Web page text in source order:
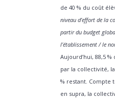
de 40 % du coût
niveau d’effort de la
partir du budget
l’établissement / le
Aujourd’hui, 88,5
par la collectivité,
% restant. Compte
en supra, la